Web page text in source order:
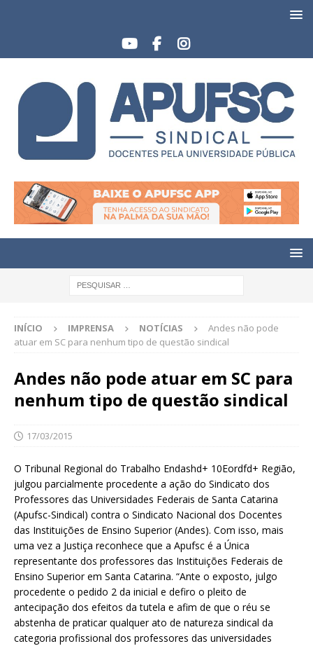
INÍCIO IMPRENSA NOTÍCIAS
Andes não pode
atuar em SC para nenhum tipo de questão sindical
Andes não pode atuar em SC para
nenhum tipo de questão sindical
17/03/2015
O Tribunal Regional do Trabalho Endashd+ 10Eordfd+ Região,
julgou parcialmente procedente a ação do Sindicato dos
Professores das Universidades Federais de Santa Catarina
(Apufsc-Sindical) contra o Sindicato Nacional dos Docentes
das Instituições de Ensino Superior (Andes). Com isso, mais
uma vez a Justiça reconhece que a Apufsc é a Única
representante dos professores das Instituições Federais de
Ensino Superior em Santa Catarina. “Ante o exposto, julgo
procedente o pedido 2 da inicial e defiro o pleito de
antecipação dos efeitos da tutela e afim de que o réu se
abstenha de praticar qualquer ato de natureza sindical da
categoria profissional dos professores das universidades